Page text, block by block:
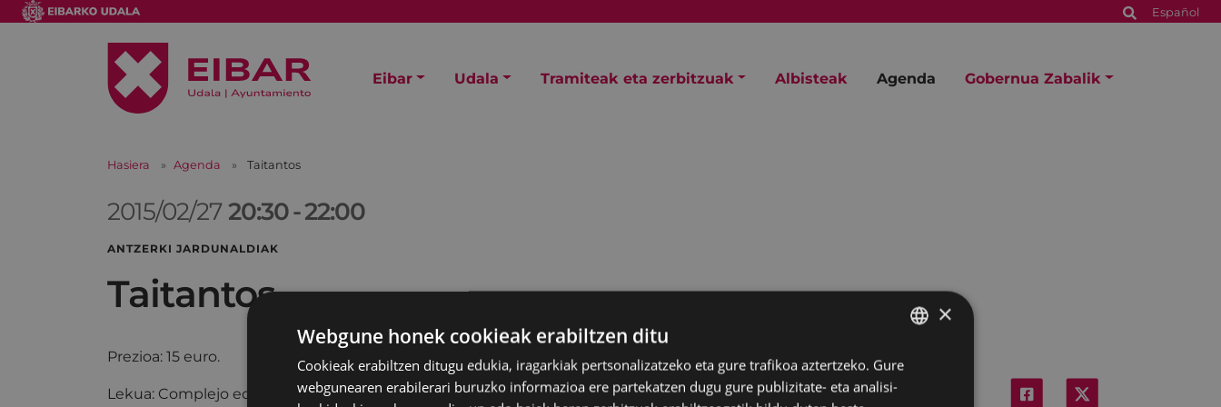
Español
Eibar Udala Tramiteak eta zerbitzuak Albisteak Agenda Gobernua Zabalik
Hasiera Agenda Taitantos
2015/02/2720:30-22:00
ANTZERKI JARDUNALDIAK
Taitantos
Prezioa: 15 euro.
Lekua: Complejo educativo.
BASQUE
SPANISH
×
Webgune honek cookieak erabiltzen ditu
Cookieak erabiltzen ditugu edukia, iragarkiak pertsonalizatzeko eta gure trafikoa aztertzeko. Gure
webgunearen erabilerari buruzko informazioa ere partekatzen dugu gure publizitate- eta analisi-